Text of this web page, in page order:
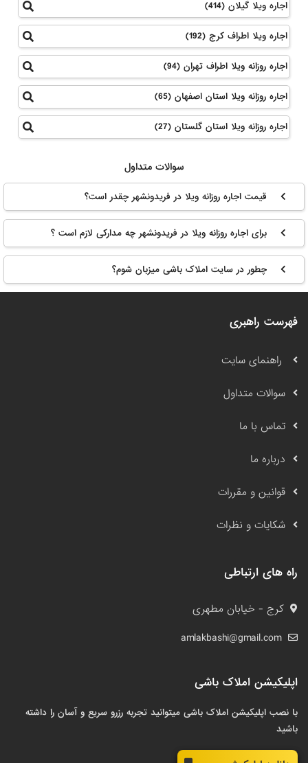
اجاره ویلا گیلان (414)
اجاره ویلا اطراف کرج (192)
اجاره روزانه ویلا اطراف تهران (94)
اجاره روزانه ویلا استان اصفهان (65)
اجاره روزانه ویلا استان گلستان (27)
سوالات متداول
قیمت اجاره روزانه ویلا در فریدونشهر چقدر است؟
برای اجاره روزانه ویلا در فریدونشهر چه مدارکی لازم است ؟
چطور در سایت املاک باشی میزبان شوم؟
فهرست راهبری
راهنمای سایت
سوالات متداول
تماس با ما
درباره ما
قوانین و مقررات
شکایات و نظرات
راه های ارتباطی
کرج - خیابان مطهری
amlakbashi@gmail.com
اپلیکیشن املاک باشی
با نصب اپلیکیشن املاک باشی میتوانید تجربه رزرو سریع و آسان را داشته
باشید